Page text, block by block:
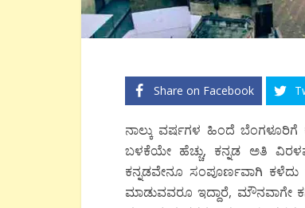
Share on Facebook
ನಾಲ್ಕು ವರ್ಷಗಳ ಹಿಂದೆ ಬೆಂಗಳೂರಿಗೆ
ಬಳಕೆಯೇ ಹೆಚ್ಚು, ಕನ್ನಡ ಅತಿ
ಕನ್ನಡವೇನೂ ಸಂಪೂರ್ಣವಾಗಿ
ಮಾಡುವವರೂ ಇದ್ದಾರೆ, ಮೌನವಾಗೇ